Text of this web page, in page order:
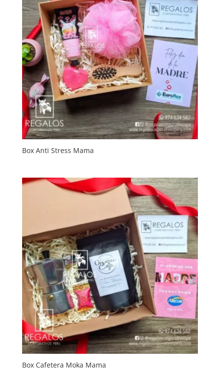
Box Anti Stress Mama
Box Cafetera Moka Mama